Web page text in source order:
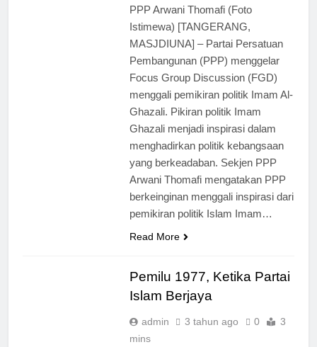
PPP Arwani Thomafi (Foto
Istimewa) [TANGERANG,
MASJDIUNA] – Partai Persatuan
Pembangunan (PPP) menggelar
Focus Group Discussion (FGD)
menggali pemikiran politik Imam Al-
Ghazali. Pikiran politik Imam
Ghazali menjadi inspirasi dalam
menghadirkan politik kebangsaan
yang berkeadaban. Sekjen PPP
Arwani Thomafi mengatakan PPP
berkeinginan menggali inspirasi dari
pemikiran politik Islam Imam…
Read More
Pemilu 1977, Ketika Partai
Islam Berjaya
admin 3 tahun ago 0
3
mins